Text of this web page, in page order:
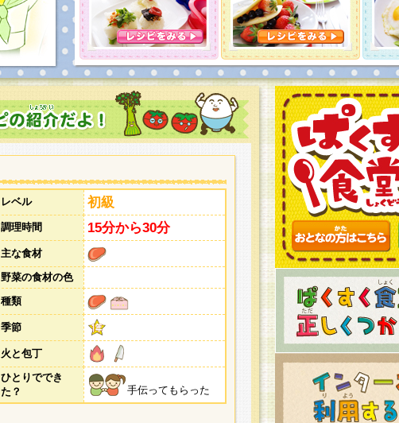
てごはんを作ろう！は終了致しました。たくさんの投稿、ありが
とうございました。次回企画もお楽しみに！
レベル 初級
調理時間 15分から30分
主な食材
野菜の食材の色
種類
季節
火と包丁
ひとりででき
た？
手伝ってもらった